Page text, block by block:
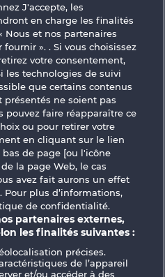
Roman Legion
confidentialité
Société FAQ
de rétractation
J'accepte, les
en charge les finalités
Nous et nos partenaires
». . Si vous choisissez
votre consentement,
les technologies de suivi
que certains contenus
présentés ne soient pas
pouvez faire réapparaître ce
ou pour retirer votre
en cliquant sur le lien
de page [ou l'icône
la page Web, le cas
avez fait aurons un effet
Pour plus d’informations,
de confidentialité.
partenaires externes,
les finalités suivantes :
précises.
de l’appareil
et/ou accéder à des